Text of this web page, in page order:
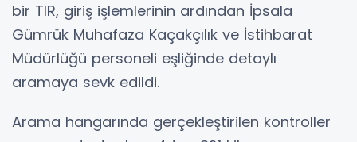
bir TIR, giriş işlemlerinin ardından İpsala
Gümrük Muhafaza Kaçakçılık ve İstihbarat
Müdürlüğü personeli eşliğinde detaylı
aramaya sevk edildi.
Arama hangarında gerçekleştirilen kontroller